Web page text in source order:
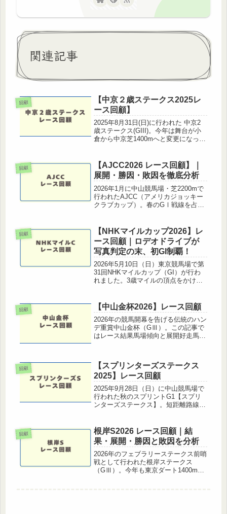
関連記事
回顧
【中京２歳ステークス2025レ
ース回顧】
2025年8月31日(日)に行われた 中京2
歳ステークス(GIII)。今年は舞台が小
倉から中京芝1400mへと変更になっ
ルも高く、来年のクラシック戦線を占
う上でも注目度の高...
回顧
【AJCC2026 レース回顧】｜
展開・勝因・敗因を徹底分析
2026年1月に中山競馬場・芝2200mで
行われたAJCC（アメリカジョッキー
クラブカップ）。春のGⅠ戦線を占う
ース結果レース全体の流れ勝ち馬の評
価好走馬・敗れた馬の要因今...
回顧
【NHKマイルカップ2026】レ
ース回顧｜ロデオドライブが
写真判定の末、初GI制覇！
2026年5月10日（日）東京競馬場で第
31回NHKマイルカップ（GI）が行わ
れました。3歳マイルの頂点をかけた
哲英調教師はJRA・GI初制覇となりま
した。1. レース結...
回顧 【中山金杯2026】レース回顧
2026年の競馬開幕を告げる伝統のハン
デ重賞中山金杯（GⅢ）。この記事で
はレース結果馬場傾向と展開好走馬・
2026 レース結果着順枠番馬番馬名タ
イムオッズ1着711カラ...
回顧
【スプリンターズステークス
2025】レース回顧
2025年9月28日（日）に中山競馬場で
行われた秋のスプリントG1【スプリ
ンターズステークス】。短距離路線の
ではレース結果の振り返りと、各馬の
勝因・敗因、そして今後の展望を...
回顧
根岸S2026 レース回顧｜結
果・展開・勝因と敗因を分析
2026年のフェブラリーステークス前哨
戦として行われた根岸ステークス
（GⅢ）。今年も東京ダート1400mら